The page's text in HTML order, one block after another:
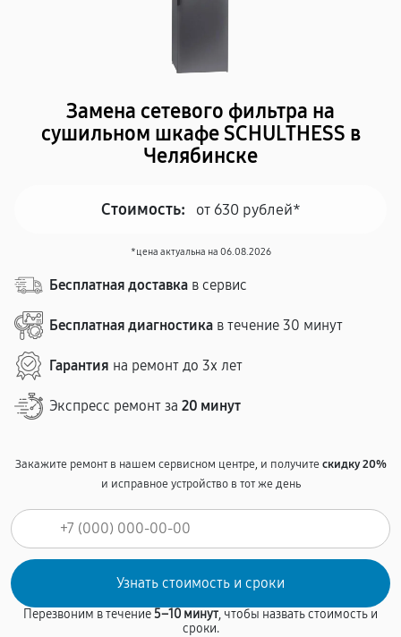
Замена сетевого фильтра на
сушильном шкафе SCHULTHESS в
Челябинске
Стоимость: от 630 рублей*
*цена актуальна на 06.08.2026
Бесплатная доставка в сервис
Бесплатная диагностика в течение 30 минут
Гарантия на ремонт до 3х лет
Экспресс ремонт за 20 минут
Закажите ремонт в нашем сервисном центре, и получитескидку 20%
и исправное устройство в тот же день
Перезвоним в течение5–10 минут, чтобы назвать стоимость и
сроки.